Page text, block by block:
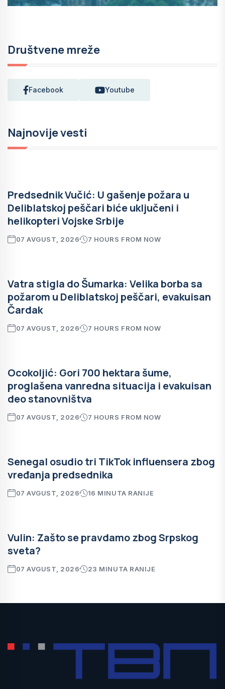
Društvene mreže
Facebook Youtube
Najnovije vesti
Predsednik Vučić: U gašenje požara u
Deliblatskoj peščari biće uključeni i
helikopteri Vojske Srbije
07 AVGUST, 2026 7 HOURS FROM NOW
Vatra stigla do Šumarka: Velika borba sa
požarom u Deliblatskoj peščari, evakuisan
Čardak
07 AVGUST, 2026 7 HOURS FROM NOW
Ocokoljić: Gori 700 hektara šume,
proglašena vanredna situacija i evakuisan
deo stanovništva
07 AVGUST, 2026 7 HOURS FROM NOW
Senegal osudio tri TikTok influensera zbog
vređanja predsednika
07 AVGUST, 2026 16 MINUTA RANIJE
Vulin: Zašto se pravdamo zbog Srpskog
sveta?
07 AVGUST, 2026 23 MINUTA RANIJE